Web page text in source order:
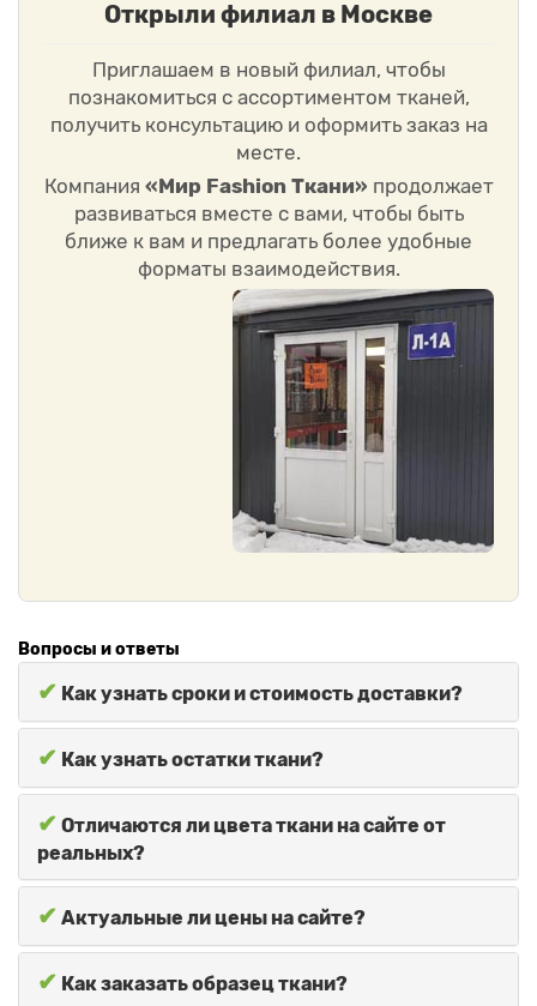
Открыли филиал в Москве
Приглашаем в новый филиал, чтобы
познакомиться с ассортиментом тканей,
получить консультацию и оформить заказ на
месте.
Компания «Мир Fashion Ткани» продолжает
развиваться вместе с вами, чтобы быть
ближе к вам и предлагать более удобные
форматы взаимодействия.
Вопросы и ответы
✔ Как узнать сроки и стоимость доставки?
✔ Как узнать остатки ткани?
✔ Отличаются ли цвета ткани на сайте от
реальных?
✔ Актуальные ли цены на сайте?
✔ Как заказать образец ткани?